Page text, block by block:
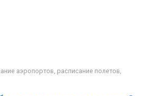
аэропортов, расписание полетов,